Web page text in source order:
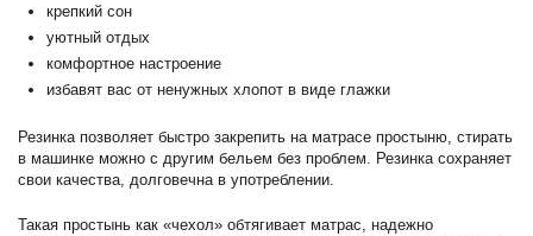
крепкий сон
уютный отдых
комфортное настроение
избавят вас от ненужных хлопот в виде глажки
Резинка позволяет быстро закрепить на матрасе простыню, стирать
в машинке можно с другим бельем без проблем. Резинка сохраняет
свои качества, долговечна в употреблении.
Такая простынь как «чехол» обтягивает матрас, надежно